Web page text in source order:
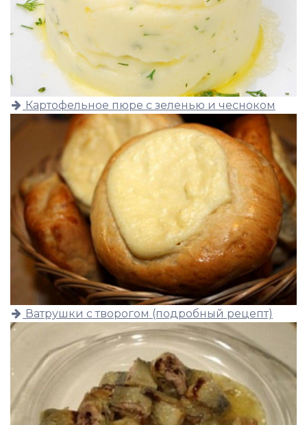
Картофельное пюре с зеленью и чесноком
Ватрушки с творогом (подробный рецепт)